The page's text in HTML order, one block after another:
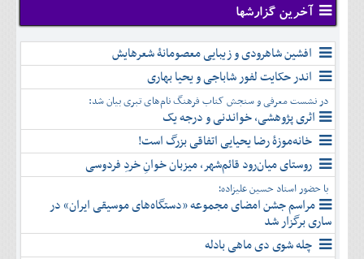
اسفند
دی
بهمن
اسفند
آبان
آذر
دی
بهمن
اسفند
شهريور
مهر
آبان
آذر
دی
بهمن
اسفند
آخرین گزارشها
افشین شاهرودی و زیبایی معصومانۀ شعرهایش
اندر حکایت لفور شاباجی و یحیا بهاری
در نشست معرفی و سنجش کتاب فرهنگ نام‌های تبری بیان شد:
اثری پژوهشی، خواندنی و درجه یک
خانه‌موزۀ رضا یحیایی اتفاقی بزرگ است!
روستای میان‌رود قائم‌شهر، میزبان خوانِ خردِ فردوسی
با حضور استاد حسین علیزاده؛
مراسم جشن امضای مجموعه «دستگاه‌های موسیقی ایران» در
ساری برگزار شد
چله شوی دی ماهی بادله